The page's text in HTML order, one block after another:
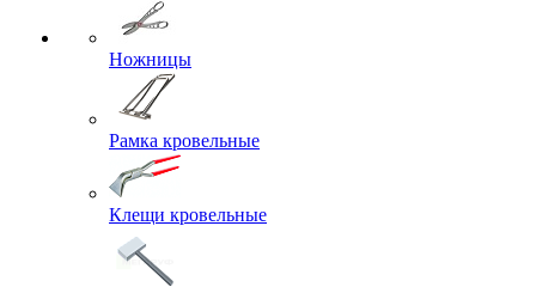
Ножницы
Рамка кровельные
Клещи кровельные